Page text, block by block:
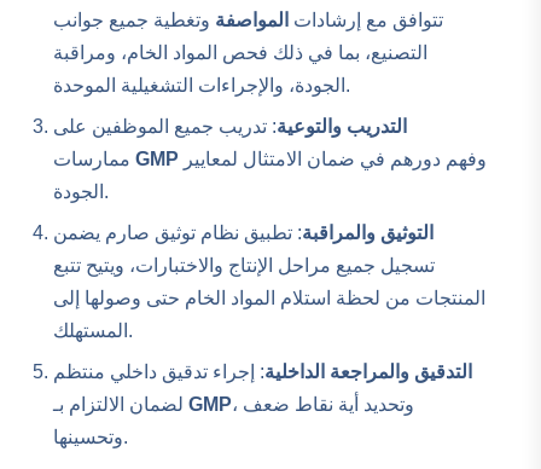
تتوافق مع إرشادات المواصفة وتغطية جميع جوانب
التصنيع، بما في ذلك فحص المواد الخام، ومراقبة
الجودة، والإجراءات التشغيلية الموحدة.
التدريب والتوعية: تدريب جميع الموظفين على
GMP
الجودة.
التوثيق والمراقبة: تطبيق نظام توثيق صارم يضمن
تسجيل جميع مراحل الإنتاج والاختبارات، ويتيح تتبع
المنتجات من لحظة استلام المواد الخام حتى وصولها إلى
المستهلك.
التدقيق والمراجعة الداخلية: إجراء تدقيق داخلي منتظم
GMP، وتحديد أية نقاط ضعف
وتحسينها.